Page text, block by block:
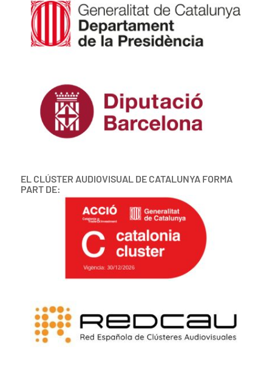
EL CLÚSTER AUDIOVISUAL DE CATALUNYA FORMA
PART DE: